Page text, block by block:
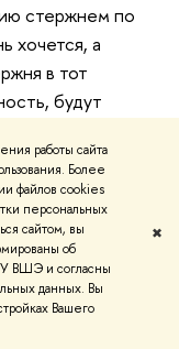
работы сайта
Более
файлов cookies
персональных
сайтом, вы
об
ВШЭ и согласны
данных. Вы
Вашего
✖
стержнем по
хочется, а
в тот
будут
ощущение, я
что она
Хорошо это или
тает. Тот
имеет в